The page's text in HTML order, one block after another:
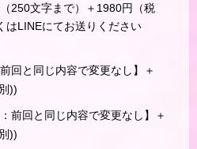
250文字まで）＋1980円（税
LINEにてお送りください
回と同じ内容で変更なし】＋
))
前回と同じ内容で変更なし】＋
))